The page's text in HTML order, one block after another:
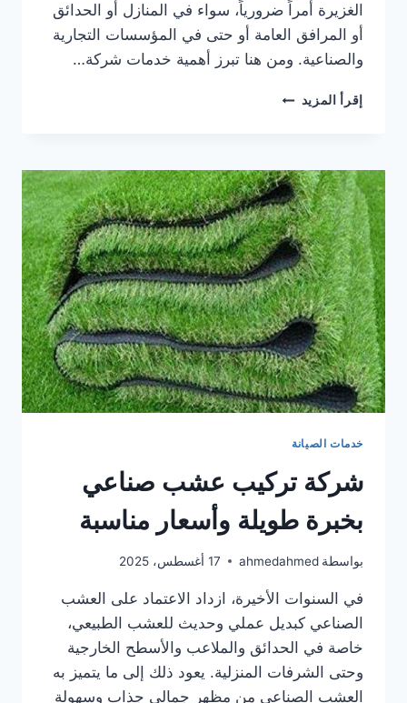
الغزيرة أمراً ضرورياً، سواء في المنازل أو الحدائق
أو المرافق العامة أو حتى في المؤسسات التجارية
والصناعية. ومن هنا تبرز أهمية خدمات شركة…
إقرأ المزيد خدمات
بناء
مظلات
خدمات الصيانة
شركة تركيب عشب صناعي
بخبرة طويلة وأسعار مناسبة
بواسطة ahmedahmed 17 أغسطس، 2025
في السنوات الأخيرة، ازداد الاعتماد على العشب
الصناعي كبديل عملي وحديث للعشب الطبيعي،
خاصة في الحدائق والملاعب والأسطح الخارجية
وحتى الشرفات المنزلية. يعود ذلك إلى ما يتميز به
العشب الصناعي من مظهر جمالي جذاب وسهولة